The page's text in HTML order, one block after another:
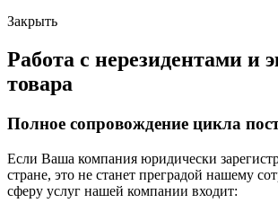
Закрыть
Работа с нерезидентами и
товара
Полное сопровождение цикла
Если Ваша компания юридически
стране, это не станет преградой нашему
сферу услуг нашей компании входит: